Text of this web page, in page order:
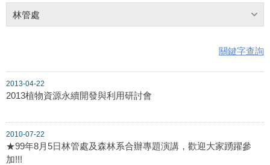
林管處
關鍵字查詢
2013-04-22
2013植物資源永續開發與利用研討會
2010-07-22
★99年8月5日林管處及森林系合辦專題演講，歡迎大家踴躍參
加!!!